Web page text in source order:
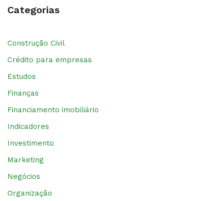
Categorias
Construção Civil
Crédito para empresas
Estudos
Finanças
Financiamento imobiliário
Indicadores
Investimento
Marketing
Negócios
Organização